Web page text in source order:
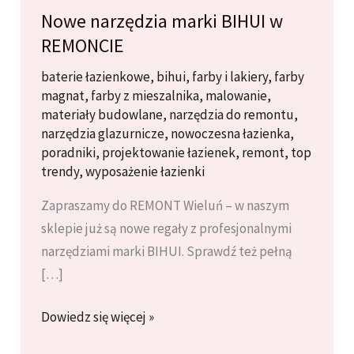
Nowe narzędzia marki BIHUI w
REMONCIE
baterie łazienkowe, bihui, farby i lakiery, farby
magnat, farby z mieszalnika, malowanie,
materiały budowlane, narzędzia do remontu,
narzędzia glazurnicze, nowoczesna łazienka,
poradniki, projektowanie łazienek, remont, top
trendy,wyposażenie łazienki
Zapraszamy do REMONT Wieluń – w naszym
sklepie już są nowe regały z profesjonalnymi
narzędziami marki BIHUI. Sprawdź też pełną
[…]
Nowe
Dowiedz się więcej »